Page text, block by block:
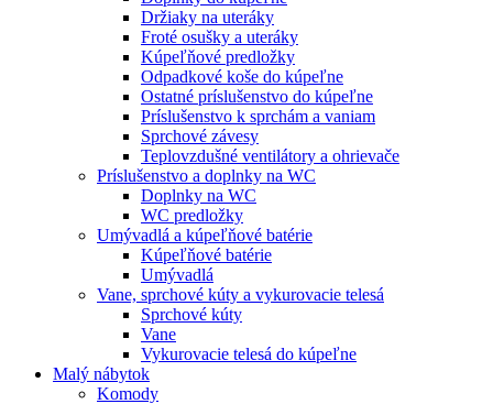
Držiaky na uteráky
Froté osušky a uteráky
Kúpeľňové predložky
Odpadkové koše do kúpeľne
Ostatné príslušenstvo do kúpeľne
Príslušenstvo k sprchám a vaniam
Sprchové závesy
Teplovzdušné ventilátory a ohrievače
Príslušenstvo a doplnky na WC
Doplnky na WC
WC predložky
Umývadlá a kúpeľňové batérie
Kúpeľňové batérie
Umývadlá
Vane, sprchové kúty a vykurovacie telesá
Sprchové kúty
Vane
Vykurovacie telesá do kúpeľne
Malý nábytok
Komody